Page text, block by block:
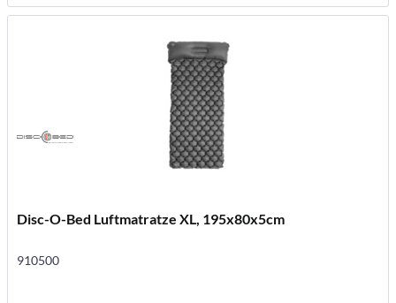
Disc-O-Bed Luftmatratze XL, 195x80x5cm
910500